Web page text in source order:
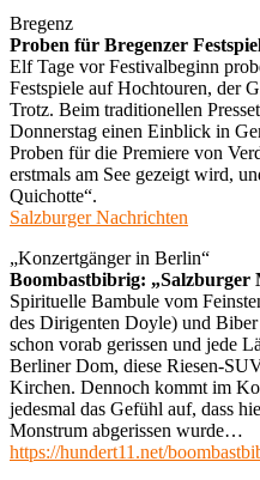
Bregenz
Proben für Bregenzer
Elf Tage vor Festivalbeginn
Festspiele auf Hochtouren, der
Trotz. Beim traditionellen
Donnerstag einen Einblick in
Proben für die Premiere von
erstmals am See gezeigt wird,
Quichotte“.
Salzburger Nachrichten
„Konzertgänger in Berlin“
Boombastbibrig: „Salzburger
Spirituelle Bambule vom
des Dirigenten Doyle) und
schon vorab gerissen und jede
Berliner Dom, diese Riesen-
Kirchen. Dennoch kommt im
jedesmal das Gefühl auf, dass
Monstrum abgerissen wurde…
https://hundert11.net/